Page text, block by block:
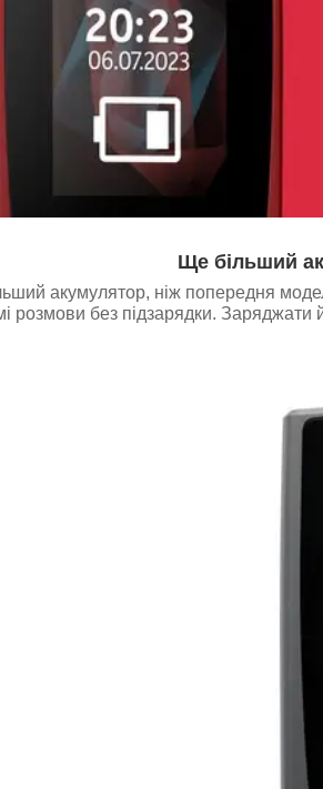
Ще більший
акумулятор, ніж попередня
розмови без підзарядки.